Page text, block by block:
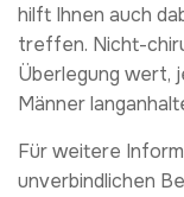
hilft Ihnen auch
treffen. Nicht-
Überlegung wert,
Männer
Für weitere
unverbindlichen